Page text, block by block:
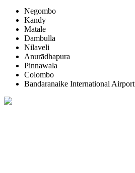
Negombo
Kandy
Matale
Dambulla
Nilaveli
Anurādhapura
Pinnawala
Colombo
Bandaranaike International Airport